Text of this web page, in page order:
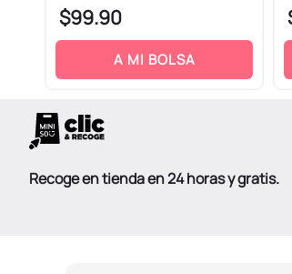
ENVIAR COMENTARIO
$99.90
A MI BOLSA
Recoge en tienda en 24 horas y gratis.